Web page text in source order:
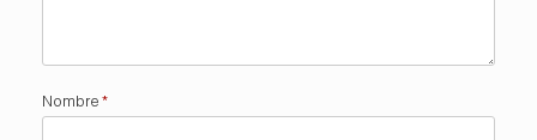
Nombre *